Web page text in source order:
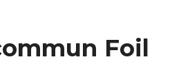
Foil